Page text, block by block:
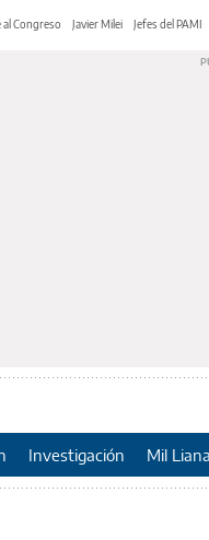
Congreso Javier Milei Jefes del PAMI
Investigación Mil